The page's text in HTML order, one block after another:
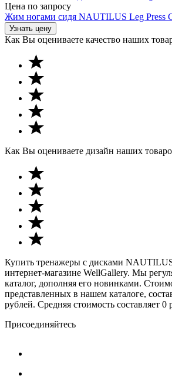
Цена по запросу
Жим ногами сидя NAUTILUS Leg Press
Узнать цену
Как Вы оцениваете качество наших
Как Вы оцениваете дизайн наших
Купить тренажеры с дисками
интернет-магазине WellGallery. Мы
каталог, дополняя его новинками.
представленных в нашем каталоге,
рублей. Средняя стоимость составляет 0
Присоединяйтесь